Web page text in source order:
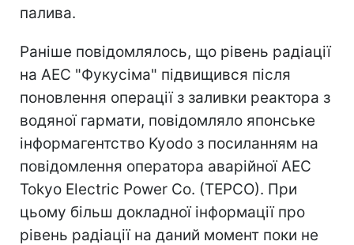
палива.
Раніше повідомлялось, що рівень радіації
на АЕС "Фукусіма" підвищився після
поновлення операції з заливки реактора з
водяної гармати, повідомляло японське
інформагентство Kyodo з посиланням на
повідомлення оператора аварійної АЕС
Tokyo Electric Power Co. (TEPCO). При
цьому більш докладної інформації про
рівень радіації на даний момент поки не